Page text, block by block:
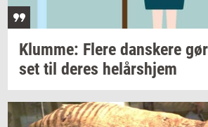
Klum­me: Flere dan­ske­re gør
set til deres helårs­hjem